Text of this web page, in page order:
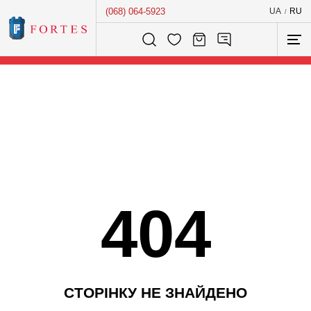
(068) 064-5923 UA / RU
Розумний пошук...
404
СТОРІНКУ НЕ ЗНАЙДЕНО